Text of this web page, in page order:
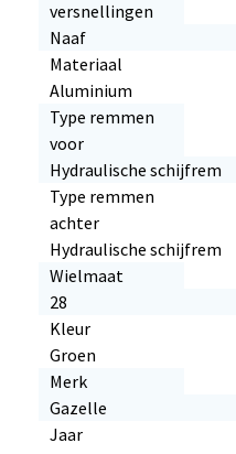
versnellingen
Naaf
Materiaal
Aluminium
Type remmen
voor
Hydraulische schijfrem
Type remmen
achter
Hydraulische schijfrem
Wielmaat
28
Kleur
Groen
Merk
Gazelle
Jaar